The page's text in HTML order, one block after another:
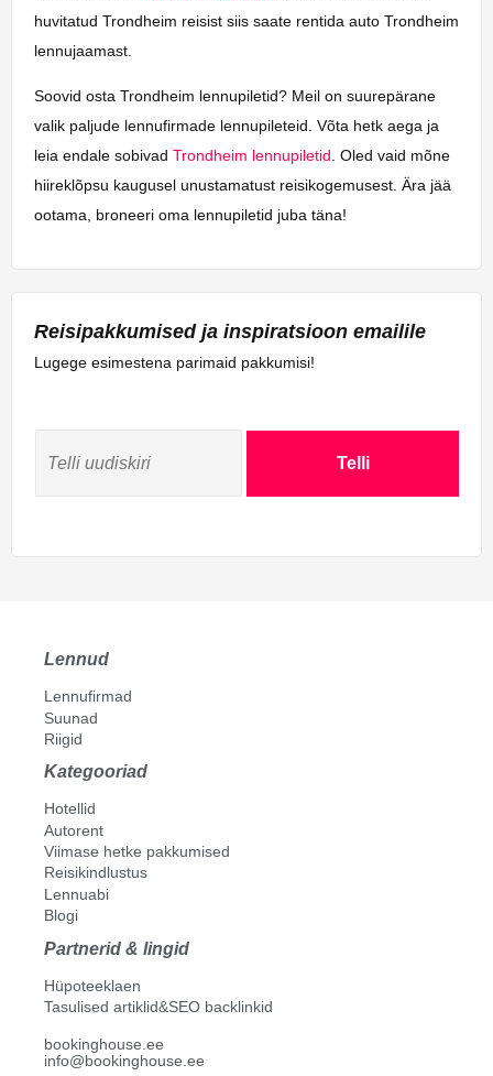
huvitatud Trondheim reisist siis saate rentida auto Trondheim
lennujaamast.
Soovid osta Trondheim lennupiletid? Meil on suurepärane
valik paljude lennufirmade lennupileteid. Võta hetk aega ja
leia endale sobivad Trondheim lennupiletid. Oled vaid mõne
hiireklõpsu kaugusel unustamatust reisikogemusest. Ära jää
ootama, broneeri oma lennupiletid juba täna!
Reisipakkumised ja inspiratsioon emailile
Lugege esimestena parimaid pakkumisi!
Telli
Lennud
Lennufirmad
Suunad
Riigid
Kategooriad
Hotellid
Autorent
Viimase hetke pakkumised
Reisikindlustus
Lennuabi
Blogi
Partnerid & lingid
Hüpoteeklaen
Tasulised artiklid&SEO backlinkid
bookinghouse.ee
info@bookinghouse.ee